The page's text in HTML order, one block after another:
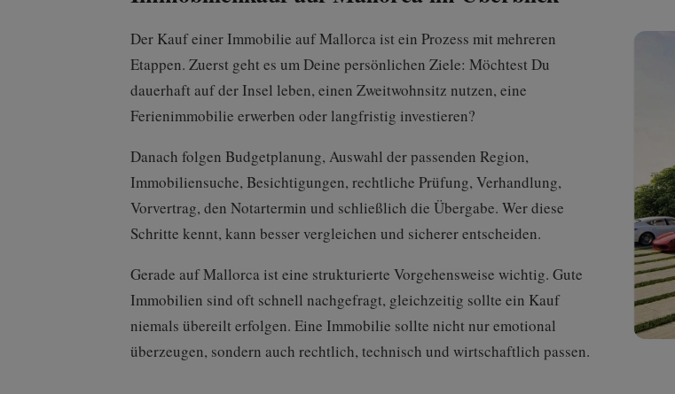
Der Kauf einer Immobilie auf Mallorca ist ein Prozess mit mehreren
Etappen. Zuerst geht es um Deine persönlichen Ziele: Möchtest Du
dauerhaft auf der Insel leben, einen Zweitwohnsitz nutzen, eine
Ferienimmobilie erwerben oder langfristig investieren?
Danach folgen Budgetplanung, Auswahl der passenden Region,
Immobiliensuche, Besichtigungen, rechtliche Prüfung, Verhandlung,
Vorvertrag, den Notartermin und schließlich die Übergabe. Wer diese
Schritte kennt, kann besser vergleichen und sicherer entscheiden.
Gerade auf Mallorca ist eine strukturierte Vorgehensweise wichtig. Gute
Immobilien sind oft schnell nachgefragt, gleichzeitig sollte ein Kauf
niemals übereilt erfolgen. Eine Immobilie sollte nicht nur emotional
überzeugen, sondern auch rechtlich, technisch und wirtschaftlich passen.